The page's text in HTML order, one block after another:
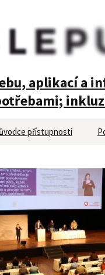
aplikací a
přístupností